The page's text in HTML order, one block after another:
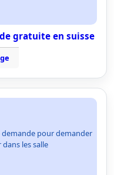
gratuite en suisse
pour demander
les salle